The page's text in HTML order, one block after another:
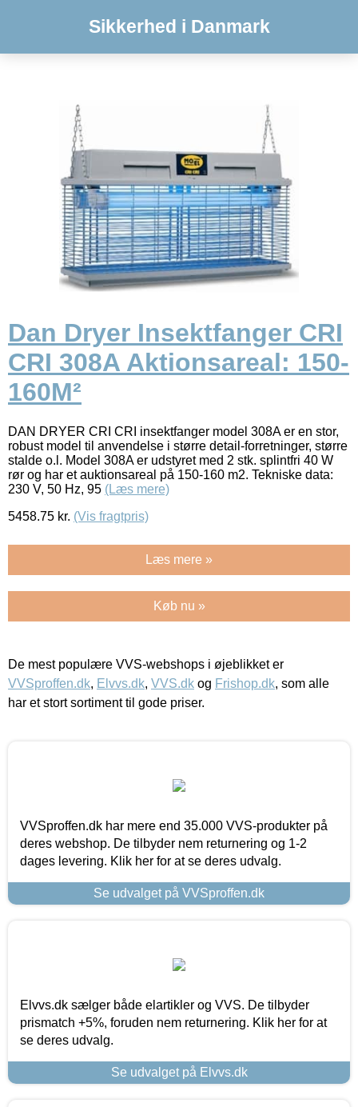
Sikkerhed i Danmark
Dan Dryer Insektfanger CRI
CRI 308A Aktionsareal: 150-
160M²
DAN DRYER CRI CRI insektfanger model 308A er en stor,
robust model til anvendelse i større detail-forretninger, større
stalde o.l. Model 308A er udstyret med 2 stk. splintfri 40 W
rør og har et auktionsareal på 150-160 m2. Tekniske data:
230 V, 50 Hz, 95 (Læs mere)
5458.75 kr. (Vis fragtpris)
Læs mere »
Køb nu »
De mest populære VVS-webshops i øjeblikket er
VVSproffen.dk, Elvvs.dk, VVS.dk og Frishop.dk, som alle
har et stort sortiment til gode priser.
VVSproffen.dk har mere end 35.000 VVS-produkter på
deres webshop. De tilbyder nem returnering og 1-2
dages levering. Klik her for at se deres udvalg.
Se udvalget på VVSproffen.dk
Elvvs.dk sælger både elartikler og VVS. De tilbyder
prismatch +5%, foruden nem returnering. Klik her for at
se deres udvalg.
Se udvalget på Elvvs.dk